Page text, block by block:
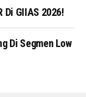
Di GIIAS 2026!
Di Segmen Low